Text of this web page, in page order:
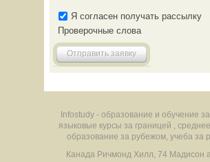
Я согласен получать рассылку
Проверочные слова
Отправить заявку
Infostudy - образование и обучение
языковые курсы за границей ,
образование за рубежом, учеба за
Канада Ричмонд Хилл, 74 Мадисон